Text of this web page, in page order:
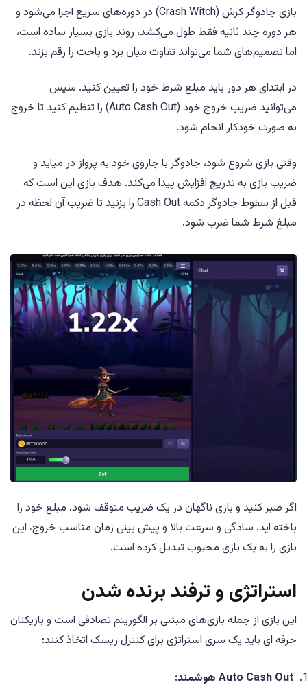
بازی جادوگر کرش (Crash Witch) در دوره‌های سریع اجرا می‌شود و
هر دوره چند ثانیه فقط طول می‌کشد، روند بازی بسیار ساده است،
اما تصمیم‌های شما می‌تواند تفاوت میان برد و باخت را رقم بزند.
در ابتدای هر دور باید مبلغ شرط خود را تعیین کنید. سپس
می‌توانید ضریب خروج خود (Auto Cash Out) را تنظیم کنید تا خروج
به صورت خودکار انجام شود.
وقتی بازی شروع شود، جادوگر با جاروی خود به پرواز در میاید و
ضریب بازی به تدریج افزایش پیدا می‌کند. هدف بازی این است که
قبل از سقوط جادوگر دکمه Cash Out را بزنید تا ضریب آن لحظه در
مبلغ شرط شما ضرب شود.
اگر صبر کنید و بازی ناگهان در یک ضریب متوقف شود، مبلغ خود را
باخته اید. سادگی و سرعت بالا و پیش بینی زمان مناسب خروج، این
بازی را به یک بازی محبوب تبدیل کرده است.
استراتژی و ترفند برنده شدن
این بازی از جمله بازی‌های مبتنی بر الگوریتم تصادفی است و بازیکنان
حرفه ای باید یک سری استراتژی برای کنترل ریسک اتخاذ کنند:
Auto Cash Out هوشمند: